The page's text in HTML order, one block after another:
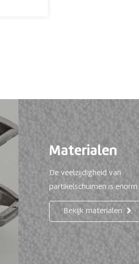
Materialen
De veelzijdigheid van
partikelschuimen is enorm.
Bekijk materialen